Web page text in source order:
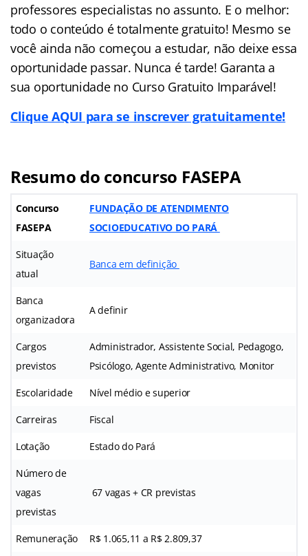
professores especialistas no assunto. E o melhor:
todo o conteúdo é totalmente gratuito! Mesmo se
você ainda não começou a estudar, não deixe essa
oportunidade passar. Nunca é tarde! Garanta a
sua oportunidade no Curso Gratuito Imparável!
Clique AQUI para se inscrever gratuitamente!
Resumo do concurso FASEPA
Concurso
FASEPA
FUNDAÇÃO DE ATENDIMENTO
SOCIOEDUCATIVO DO PARÁ
Situação
atual
Banca em definição
Banca
organizadora
A definir
Cargos
previstos
Administrador, Assistente Social, Pedagogo,
Psicólogo, Agente Administrativo, Monitor
Escolaridade Nível médio e superior
Carreiras Fiscal
Lotação Estado do Pará
Número de
vagas
previstas
67 vagas + CR previstas
Remuneração R$ 1.065,11 a R$ 2.809,37